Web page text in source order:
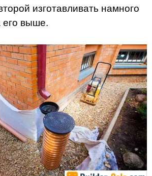
изготавливать намного
его выше.